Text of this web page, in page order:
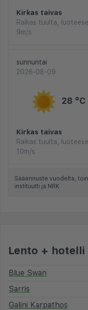
Kirkas taivas
Raikas tuulta,
9m/s
sunnuntai
2026-08-09
28 °C
Kirkas taivas
Raikas tuulta,
10m/s
Sääennuste vuodelta,
instituutti ja NRK
Lento + hotelli
Blue Swan
Sarris
Galini Karpathos